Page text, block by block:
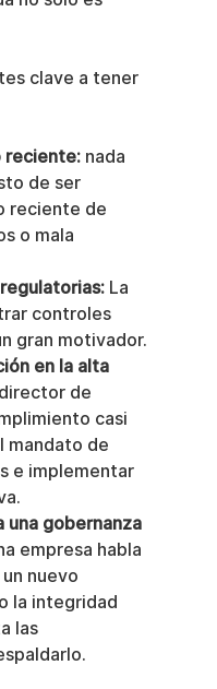
clave a tener
reciente: nada
de ser
reciente de
o mala
La
controles
gran motivador.
en la alta
de
casi
mandato de
e implementar
una gobernanza
empresa habla
nuevo
la integridad
las